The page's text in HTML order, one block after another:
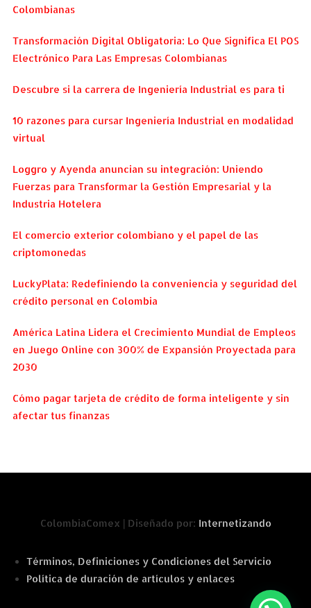
Colombianas
Transformación Digital Obligatoria: Lo Que Significa El POS
Electrónico Para Las Empresas Colombianas
Descubre si la carrera de Ingeniería Industrial es para ti
10 razones para cursar Ingeniería Industrial en modalidad
virtual
Loggro y Ayenda anuncian su integración: Uniendo
Fuerzas para Transformar la Gestión Empresarial y la
Industria Hotelera
El comercio exterior colombiano y el papel de las
criptomonedas
LuckyPlata: Redefiniendo la conveniencia y seguridad del
crédito personal en Colombia
América Latina Lidera el Crecimiento Mundial de Empleos
en Juego Online con 300% de Expansión Proyectada para
2030
Cómo pagar tarjeta de crédito de forma inteligente y sin
afectar tus finanzas
ColombiaComex | Diseñado por: Internetizando
Términos, Definiciones y Condiciones del Servicio
Política de duración de artículos y enlaces